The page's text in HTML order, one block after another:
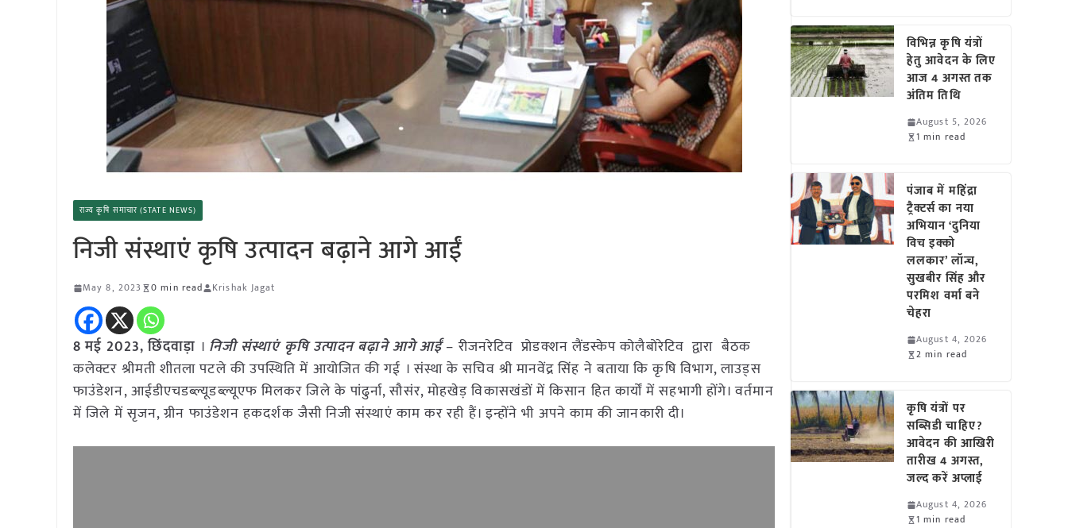
राज्य कृषि समाचार (STATE NEWS)
निजी संस्थाएं कृषि उत्पादन बढ़ाने आगे आईं
May 8, 2023 0 min read Krishak Jagat
8 मई 2023, छिंदवाड़ा । निजी संस्थाएं कृषि उत्पादन बढ़ाने आगे आईं– रीजनरेटिव प्रोडक्शन लैंडस्केप कोलैबोरेटिव द्वारा बैठक
कलेक्टर श्रीमती शीतला पटले की उपस्थिति में आयोजित की गई । संस्था के सचिव श्री मानवेंद्र सिंह ने बताया कि कृषि विभाग, लाउड्स
फाउंडेशन, आईडीएचडब्ल्यूडब्ल्यूएफ मिलकर जिले के पांढुर्ना, सौसंर, मोहखेड़ विकासखंडों में किसान हित कार्यों में सहभागी होंगे। वर्तमान
में जिले में सृजन, ग्रीन फाउंडेशन हकदर्शक जैसी निजी संस्थाएं काम कर रही हैं। इन्होंने भी अपने काम की जानकारी दी।
विभिन्न कृषि यंत्रों
हेतु आवेदन के लिए
आज 4 अगस्त तक
अंतिम तिथि
August 5, 2026
1 min read
पंजाब में महिंद्रा
ट्रैक्टर्स का नया
अभियान ‘दुनिया
विच इक्को
ललकार’ लॉन्च,
सुखबीर सिंह और
परमिश वर्मा बने
चेहरा
August 4, 2026
2 min read
कृषि यंत्रों पर
सब्सिडी चाहिए?
आवेदन की आखिरी
तारीख 4 अगस्त,
जल्द करें अप्लाई
August 4, 2026
1 min read